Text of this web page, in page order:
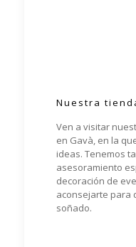
Nuestra
Ven a visitar
en Gavà, en la
ideas. Tenemos
asesoramiento
decoración de
aconsejarte para
soñado.